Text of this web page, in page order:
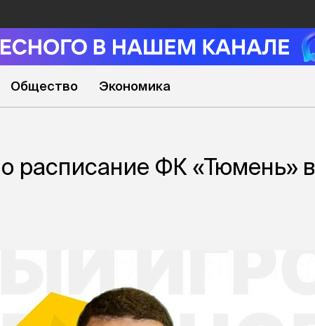
Общество Экономика
расписание ФК «Тюмень» в